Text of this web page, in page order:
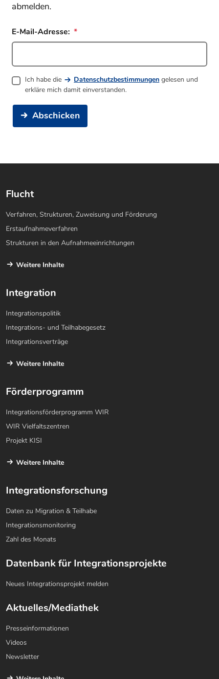
abmelden.
E-Mail-Adresse:
Ich habe die Datenschutzbestimmungen gelesen und
erkläre mich damit einverstanden.
Abschicken
Flucht
Verfahren, Strukturen, Zuweisung und Förderung
Erstaufnahmeverfahren
Strukturen in den Aufnahmeeinrichtungen
Weitere Inhalte
Integration
Integrationspolitik
Integrations- und Teilhabegesetz
Integrationsverträge
Weitere Inhalte
Förderprogramm
Integrationsförderprogramm WIR
WIR Vielfaltszentren
Projekt KISI
Weitere Inhalte
Integrationsforschung
Daten zu Migration & Teilhabe
Integrationsmonitoring
Zahl des Monats
Datenbank für Integrationsprojekte
Neues Integrationsprojekt melden
Aktuelles/Mediathek
Presseinformationen
Videos
Newsletter